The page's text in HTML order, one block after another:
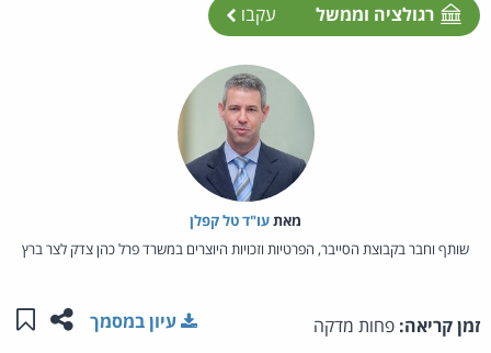
רגולציה וממשל עקבו
מאת‏עו"ד טל קפלן
שותף וחבר בקבוצת הסייבר, הפרטיות וזכויות היוצרים במשרד פרל כהן צדק לצר ברץ
זמן קריאה: פחות מדקה שתפו
עיון במסמך